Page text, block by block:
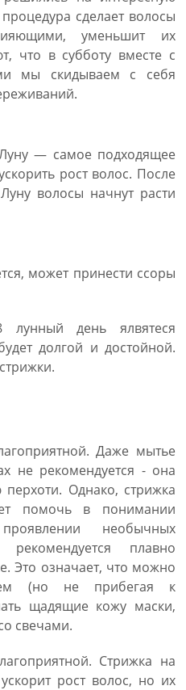
сделает волосы
уменьшит их
что в субботу вместе с
мы скидываем с себя
— самое подходящее
рост волос. После
волосы начнут расти
может принести ссоры
день ялвятеся
долгой и достойной.
Даже мытье
не рекомендуется - она
Однако, стрижка
помочь в понимании
необычных
плавно
Это означает, что можно
(но не прибегая к
щадящие кожу маски,
свечами.
Стрижка на
рост волос, но их